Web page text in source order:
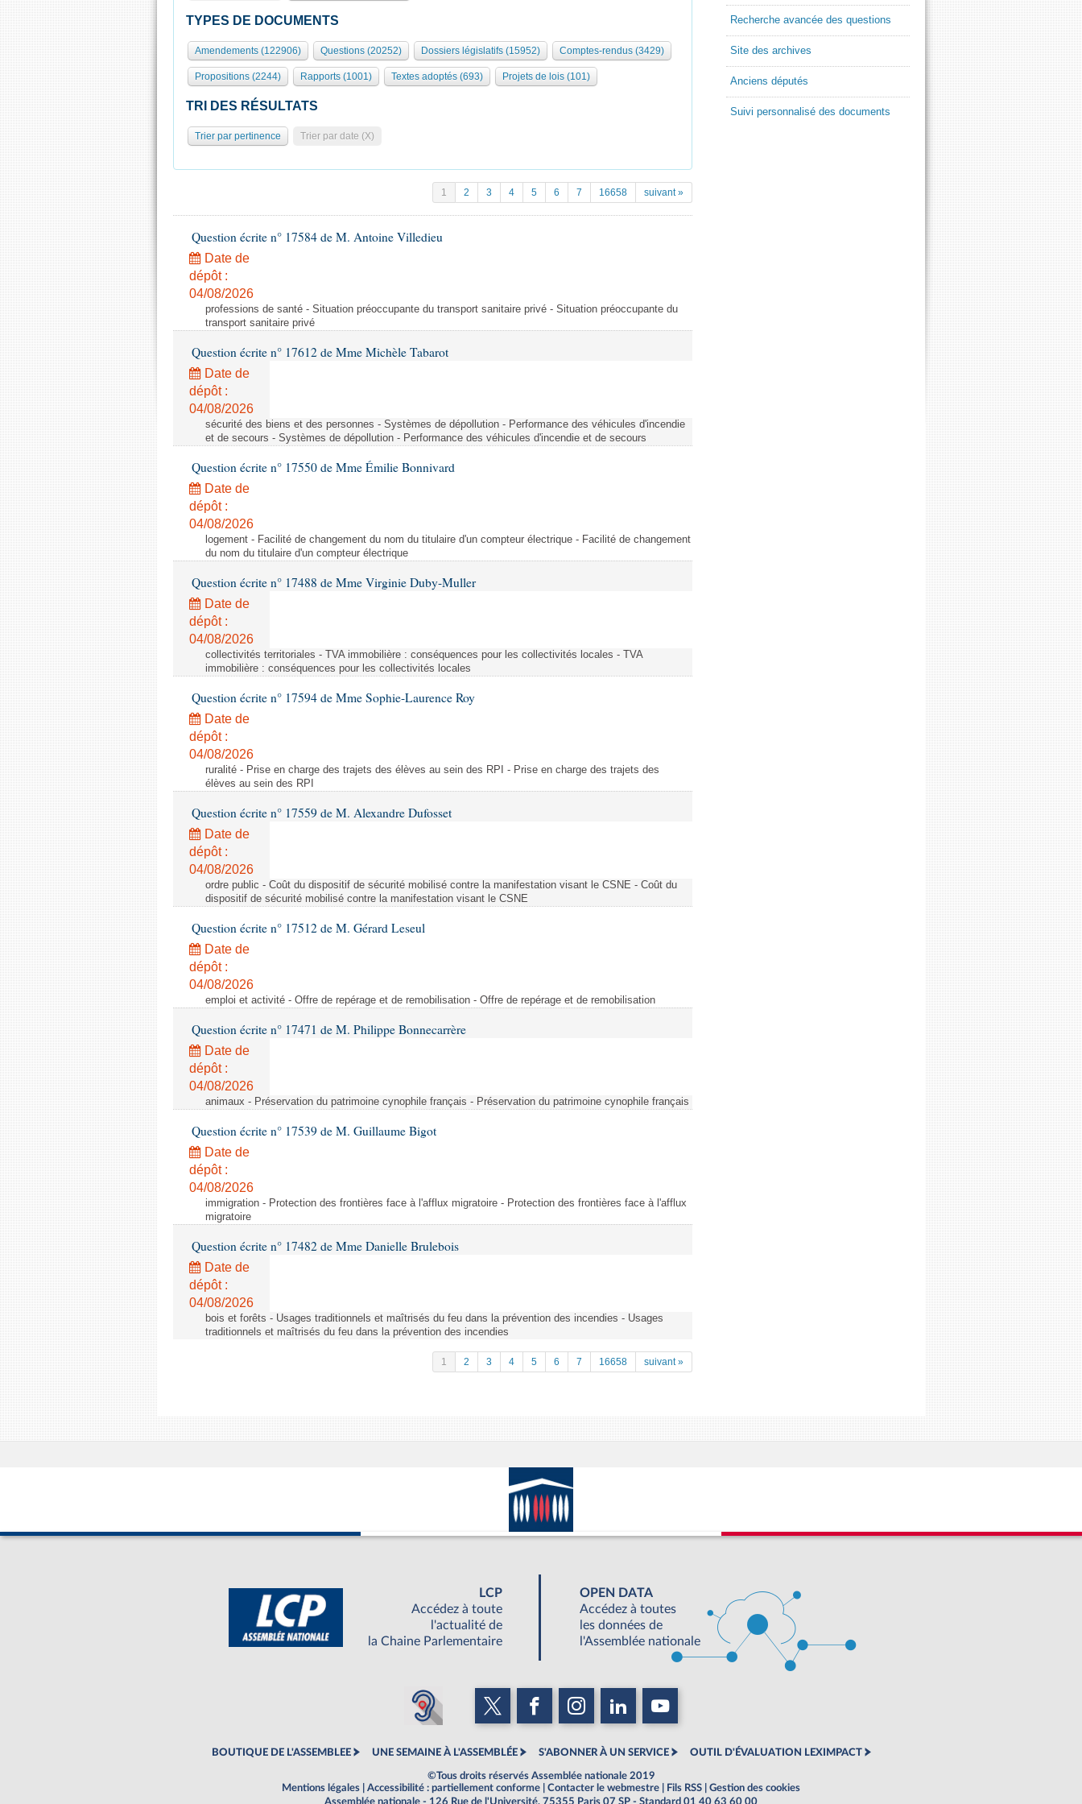
TYPES DE DOCUMENTS
Amendements (122906) Questions (20252) Dossiers législatifs (15952) Comptes-rendus (3429)
Propositions (2244) Rapports (1001) Textes adoptés (693) Projets de lois (101)
TRI DES RÉSULTATS
Trier par pertinence Trier par date (X)
1 2 3 4 5 6 7 16658 suivant »
Question écrite n° 17584 de M. Antoine Villedieu
Date de
dépôt :
04/08/2026
professions de santé - Situation préoccupante du transport sanitaire privé - Situation préoccupante du
transport sanitaire privé
Question écrite n° 17612 de Mme Michèle Tabarot
Date de
dépôt :
04/08/2026
sécurité des biens et des personnes - Systèmes de dépollution - Performance des véhicules d'incendie
et de secours - Systèmes de dépollution - Performance des véhicules d'incendie et de secours
Question écrite n° 17550 de Mme Émilie Bonnivard
Date de
dépôt :
04/08/2026
logement - Facilité de changement du nom du titulaire d'un compteur électrique - Facilité de changement
du nom du titulaire d'un compteur électrique
Question écrite n° 17488 de Mme Virginie Duby-Muller
Date de
dépôt :
04/08/2026
collectivités territoriales - TVA immobilière : conséquences pour les collectivités locales - TVA
immobilière : conséquences pour les collectivités locales
Question écrite n° 17594 de Mme Sophie-Laurence Roy
Date de
dépôt :
04/08/2026
ruralité - Prise en charge des trajets des élèves au sein des RPI - Prise en charge des trajets des
élèves au sein des RPI
Question écrite n° 17559 de M. Alexandre Dufosset
Date de
dépôt :
04/08/2026
ordre public - Coût du dispositif de sécurité mobilisé contre la manifestation visant le CSNE - Coût du
dispositif de sécurité mobilisé contre la manifestation visant le CSNE
Question écrite n° 17512 de M. Gérard Leseul
Date de
dépôt :
04/08/2026
emploi et activité - Offre de repérage et de remobilisation - Offre de repérage et de remobilisation
Question écrite n° 17471 de M. Philippe Bonnecarrère
Date de
dépôt :
04/08/2026
animaux - Préservation du patrimoine cynophile français - Préservation du patrimoine cynophile français
Question écrite n° 17539 de M. Guillaume Bigot
Date de
dépôt :
04/08/2026
immigration - Protection des frontières face à l'afflux migratoire - Protection des frontières face à l'afflux
migratoire
Question écrite n° 17482 de Mme Danielle Brulebois
Date de
dépôt :
04/08/2026
bois et forêts - Usages traditionnels et maîtrisés du feu dans la prévention des incendies - Usages
traditionnels et maîtrisés du feu dans la prévention des incendies
1 2 3 4 5 6 7 16658 suivant »
Recherche avancée des questions
Site des archives
Anciens députés
Suivi personnalisé des documents
LCP
Accédez à toute
l'actualité de
la Chaine Parlementaire
OPEN DATA
Accédez à toutes
les données de
l'Assemblée nationale
BOUTIQUE DE L'ASSEMBLEE UNE SEMAINE À L'ASSEMBLÉE S'ABONNER À UN SERVICE OUTIL D'ÉVALUATION LEXIMPACT
©Tous droits réservés Assemblée nationale 2019
Mentions légales
Accessibilité : partiellement conforme Contacter le webmestre Fils RSS
Gestion des cookies
Assemblée nationale - 126 Rue de l'Université, 75355 Paris 07 SP - Standard 01 40 63 60 00